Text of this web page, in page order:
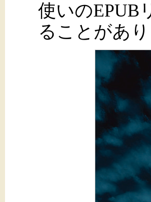
使いのEPUB
ることがあり